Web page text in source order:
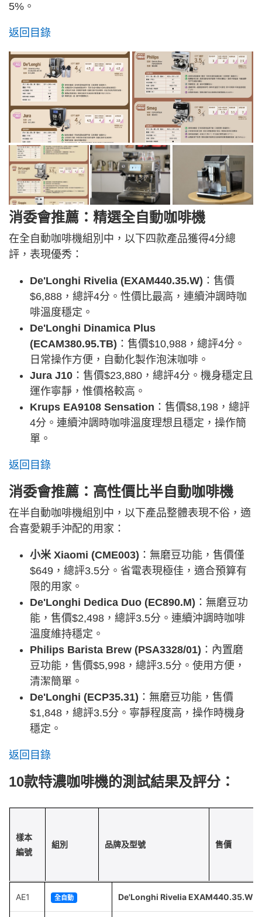
5%。
返回目錄
消委會推薦：精選全自動咖啡機
在全自動咖啡機組別中，以下四款產品獲得4分總
評，表現優秀：
De'Longhi Rivelia (EXAM440.35.W) ：售價
$6,888，總評4分。性價比最高，連續沖調時咖
啡溫度穩定。
De'Longhi Dinamica Plus
(ECAM380.95.TB) ：售價$10,988，總評4分。
日常操作方便，自動化製作泡沫咖啡。
Jura J10 ：售價$23,880，總評4分。機身穩定且
運作寧靜，惟價格較高。
Krups EA9108 Sensation ：售價$8,198，總評
4分。連續沖調時咖啡溫度理想且穩定，操作簡
單。
返回目錄
消委會推薦：高性價比半自動咖啡機
在半自動咖啡機組別中，以下產品整體表現不俗，適
合喜愛親手沖配的用家：
小米 Xiaomi (CME003) ：無磨豆功能，售價僅
$649，總評3.5分。省電表現極佳，適合預算有
限的用家。
De'Longhi Dedica Duo (EC890.M) ：無磨豆功
能，售價$2,498，總評3.5分。連續沖調時咖啡
溫度維持穩定。
Philips Barista Brew (PSA3328/01) ：內置磨
豆功能，售價$5,998，總評3.5分。使用方便，
清潔簡單。
De'Longhi (ECP35.31) ：無磨豆功能，售價
$1,848，總評3.5分。寧靜程度高，操作時機身
穩定。
返回目錄
10款特濃咖啡機的測試結果及評分：
樣本
編號
組別 品牌及型號 售價
AE1 全自動 De'Longhi Rivelia EXAM440.35.W